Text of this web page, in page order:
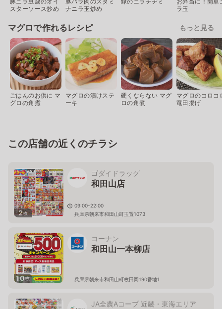
スターソース炒め
ナニラ玉炒め
ラ玉
マグロで作れるレシピ もっと見る
ごはんのお供に マ
グロの角煮
マグロの漬けステ
ーキ
硬くならない マグ
ロの角煮
マグロのコロコ
竜田揚げ
この店舗の近くのチラシ
2枚
ゴダイドラッグ
和田山店
09:00-22:00
兵庫県朝来市和田山町玉置1073
10枚
コーナン
和田山一本柳店
兵庫県朝来市和田山町枚田岡190番地1
JA全農Aコープ 近畿・東海エリア